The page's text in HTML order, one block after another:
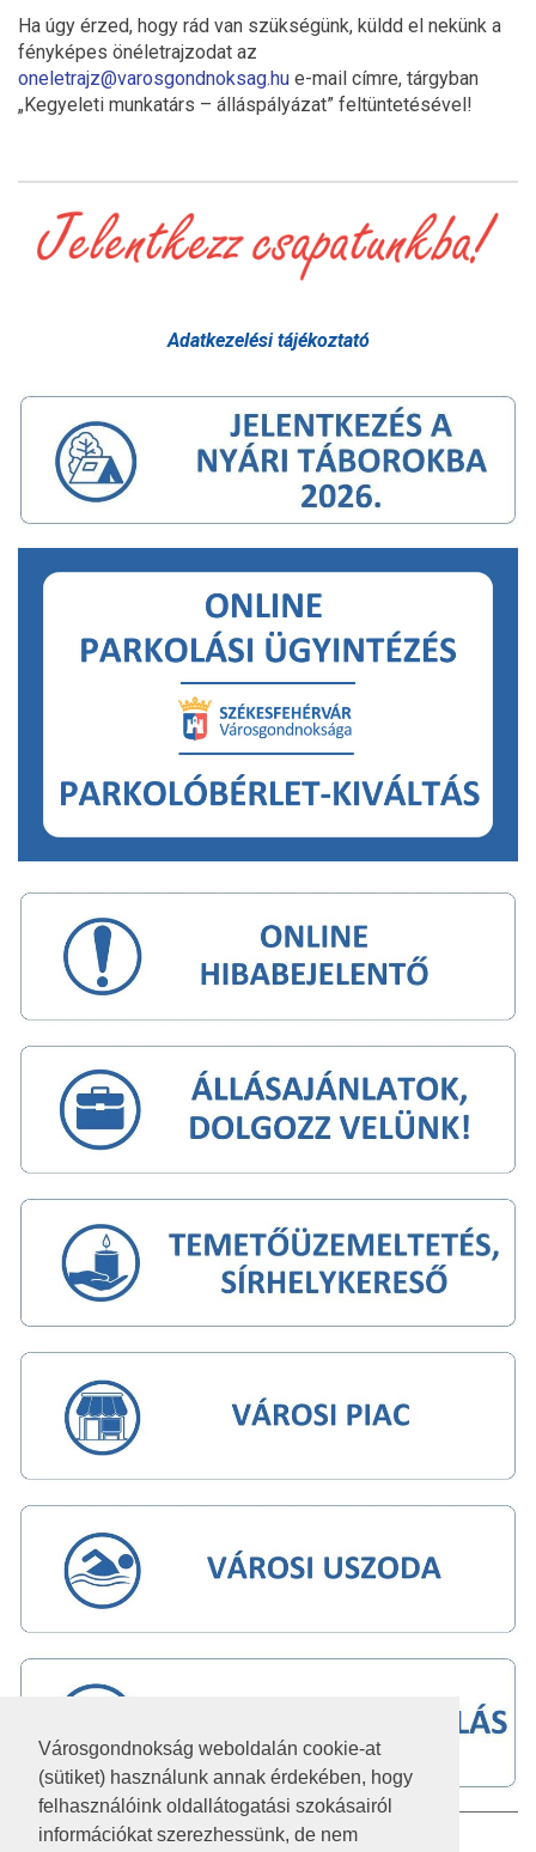
Városgondnokság weboldalán cookie-at
(sütiket) használunk annak érdekében, hogy
felhasználóink oldallátogatási szokásairól
információkat szerezhessünk, de nem
Ha úgy érzed, hogy rád van szükségünk, küldd el nekünk a
fényképes önéletrajzodat az
oneletrajz@varosgondnoksag.hu e-mail címre, tárgyban
„Kegyeleti munkatárs – álláspályázat” feltüntetésével!
Adatkezelési tájékoztató
IMPRESSZUM